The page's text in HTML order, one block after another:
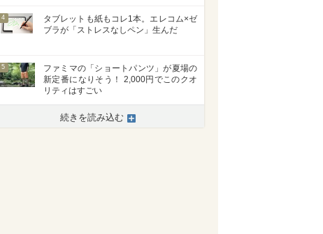
4
タブレットも紙もコレ1本。エレコム×ゼ
ブラが「ストレスなしペン」生んだ
5
ファミマの「ショートパンツ」が夏場の
新定番になりそう！ 2,000円でこのクオ
リティはすごい
続きを読み込む